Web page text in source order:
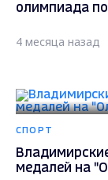
олимпиада
4 месяца назад
СПОРТ
медалей на